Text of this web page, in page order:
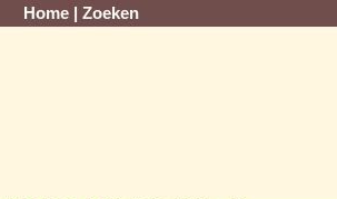
Home Zoeken